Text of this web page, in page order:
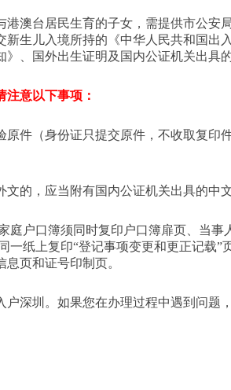
澳台居民生育的子女，需提供市公安
生儿入境所持的《中华人民共和国出
》、国外出生证明及国内公证机关出具
意以下事项：
原件（身份证只提交原件，不收取复印
的，应当附有国内公证机关出具的中文
庭户口簿须同时复印户口簿扉页、当
一纸上复印“登记事项变更和更正记载”
页和证号印制页。
深圳。如果您在办理过程中遇到问题